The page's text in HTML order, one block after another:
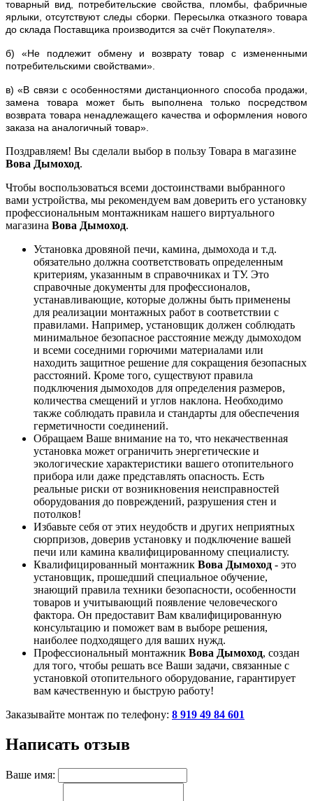
товарный вид, потребительские свойства, пломбы, фабричные
ярлыки, отсутствуют следы сборки. Пересылка отказного товара
до склада Поставщика производится за счёт Покупателя».
б) «Не подлежит обмену и возврату товар с измененными
потребительскими свойствами».
в) «В связи с особенностями дистанционного способа продажи,
замена товара может быть выполнена только посредством
возврата товара ненадлежащего качества и оформления нового
заказа на аналогичный товар».
Поздравляем! Вы сделали выбор в пользу Товара в магазине
Вова Дымоход.
Чтобы воспользоваться всеми достоинствами выбранного
вами устройства, мы рекомендуем вам доверить его установку
профессиональным монтажникам нашего виртуального
магазина Вова Дымоход.
Установка дровяной печи, камина, дымохода и т.д.
обязательно должна соответствовать определенным
критериям, указанным в справочниках и ТУ. Это
справочные документы для профессионалов,
устанавливающие, которые должны быть применены
для реализации монтажных работ в соответствии с
правилами. Например, установщик должен соблюдать
минимальное безопасное расстояние между дымоходом
и всеми соседними горючими материалами или
находить защитное решение для сокращения безопасных
расстояний. Кроме того, существуют правила
подключения дымоходов для определения размеров,
количества смещений и углов наклона. Необходимо
также соблюдать правила и стандарты для обеспечения
герметичности соединений.
Обращаем Ваше внимание на то, что некачественная
установка может ограничить энергетические и
экологические характеристики вашего отопительного
прибора или даже представлять опасность. Есть
реальные риски от возникновения неисправностей
оборудования до повреждений, разрушения стен и
потолков!
Избавьте себя от этих неудобств и других неприятных
сюрпризов, доверив установку и подключение вашей
печи или камина квалифицированному специалисту.
Квалифицированный монтажник Вова Дымоход - это
установщик, прошедший специальное обучение,
знающий правила техники безопасности, особенности
товаров и учитывающий появление человеческого
фактора. Он предоставит Вам квалифицированную
консультацию и поможет вам в выборе решения,
наиболее подходящего для ваших нужд.
Профессиональный монтажник Вова Дымоход, создан
для того, чтобы решать все Ваши задачи, связанные с
установкой отопительного оборудование, гарантирует
вам качественную и быструю работу!
Заказывайте монтаж по телефону: 8 919 49 84 601
Написать отзыв
Ваше имя: